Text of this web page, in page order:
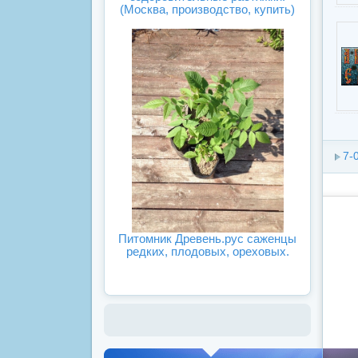
7-
(Москва, производство, купить)
Питомник Древень.рус саженцы
редких, плодовых, ореховых.